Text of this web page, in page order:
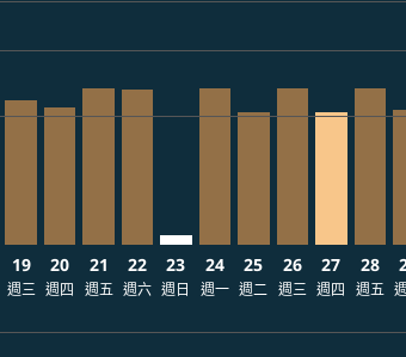
查找票價
18: 從 JPY300,930
08/16: 從 JPY292,830
19
週三
20
週四
NRT–PHX, 2026/08/21 – 2026/09/06:
21
週五
NRT–PHX, 2026/08/22 – 2026/
22
週六
NRT–PHX: cmp-view-
23
週日
NRT–PHX, 2026/08/24
24
週一
NRT–PHX, 2026/
25
週二
NRT–PHX,
26
週三
27
週四
28
週五